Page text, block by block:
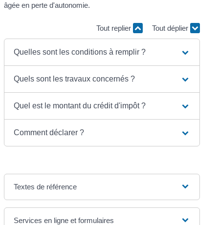
âgée en perte d'autonomie.
Tout replier Tout déplier
Quelles sont les conditions à remplir ?
Quels sont les travaux concernés ?
Quel est le montant du crédit d'impôt ?
Comment déclarer ?
Textes de référence
Services en ligne et formulaires